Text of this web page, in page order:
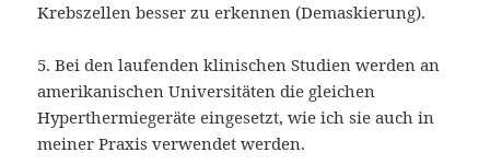
Krebszellen besser zu erkennen (Demaskierung).
5. Bei den laufenden klinischen Studien werden an
amerikanischen Universitäten die gleichen
Hyperthermiegeräte eingesetzt, wie ich sie auch in
meiner Praxis verwendet werden.